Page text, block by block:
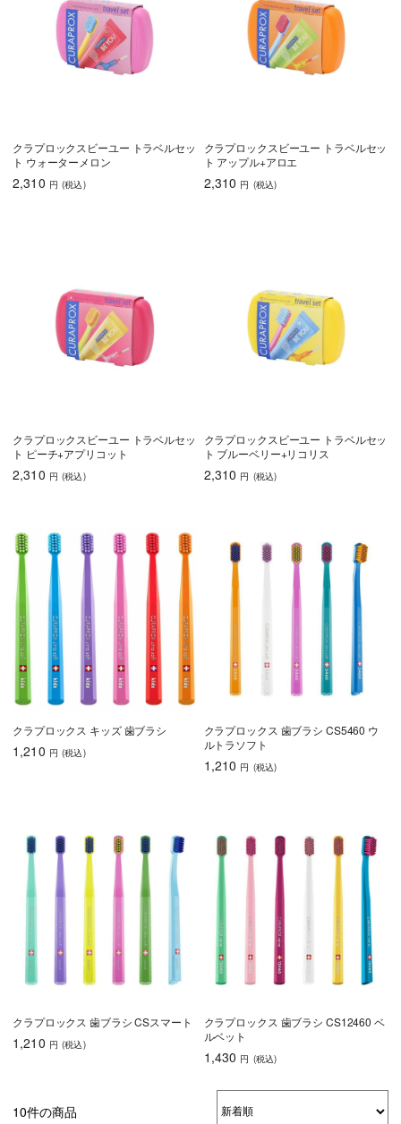
クラプロックスビーユー トラベルセッ
ト ウォーターメロン
2,310 円 (税込)
クラプロックスビーユー トラベルセッ
ト アップル+アロエ
2,310 円 (税込)
クラプロックスビーユー トラベルセッ
ト ピーチ+アプリコット
2,310 円 (税込)
クラプロックスビーユー トラベルセッ
ト ブルーベリー+リコリス
2,310 円 (税込)
クラプロックス キッズ 歯ブラシ
1,210 円 (税込)
クラプロックス 歯ブラシ CS5460 ウ
ルトラソフト
1,210 円 (税込)
クラプロックス 歯ブラシ CSスマート
1,210 円 (税込)
クラプロックス 歯ブラシ CS12460 ベ
ルベット
1,430 円 (税込)
10件の商品